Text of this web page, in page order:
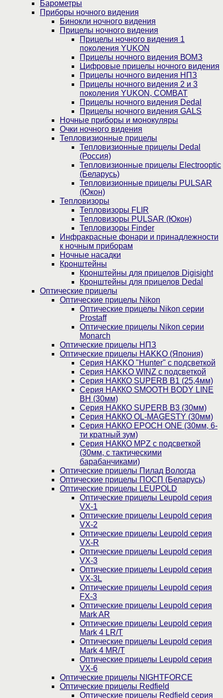
Барометры
Приборы ночного видения
Бинокли ночного видения
Прицелы ночного видения
Прицелы ночного видения 1
поколения YUKON
Прицелы ночного видения ВОМЗ
Цифровые прицелы ночного видения
Прицелы ночного видения НПЗ
Прицелы ночного видения 2 и 3
поколения YUKON, COMBAT
Прицелы ночного видения Dedal
Прицелы ночного видения GALS
Ночные приборы и монокуляры
Очки ночного видения
Тепловизионные прицелы
Тепловизионные прицелы Dedal
(Россия)
Тепловизионные прицелы Electrooptic
(Беларусь)
Тепловизионные прицелы PULSAR
(Юкон)
Тепловизоры
Тепловизоры FLIR
Тепловизоры PULSAR (Юкон)
Тепловизоры Finder
Инфракрасные фонари и принадлежности
к ночным приборам
Ночные насадки
Кронштейны
Кронштейны для прицелов Digisight
Кронштейны для прицелов Dedal
Оптические прицелы
Оптические прицелы Nikon
Оптические прицелы Nikon серии
Prostaff
Оптические прицелы Nikon серии
Monarch
Оптические прицелы НПЗ
Оптические прицелы HAKKO (Япония)
Cерия HAKKO "Hunter" с подсветкой
Серия НAKKO WINZ с подсветкой
Серия НАККО SUPERB B1 (25,4мм)
Серия НАККО SMOOTH BODY LINE
BH (30мм)
Серия НАККО SUPERB B3 (30мм)
Серия НАККО OL-MAGESTY (30мм)
Серия НАККО EPOCH ONE (30мм, 6-
ти кратный зум)
Серия НАККО MPZ с подсветкой
(30мм, c тактическими
барабанчиками)
Оптические прицелы Пилад Вологда
Оптические прицелы ПОСП (Беларусь)
Оптические прицелы LEUPOLD
Оптические прицелы Leupold серия
VX-1
Оптические прицелы Leupold серия
VX-2
Оптические прицелы Leupold серия
VX-R
Оптические прицелы Leupold серия
VX-3
Оптические прицелы Leupold серия
VX-3L
Оптические прицелы Leupold серия
FX-3
Оптические прицелы Leupold серия
Mark AR
Оптические прицелы Leupold серия
Mark 4 LR/T
Оптические прицелы Leupold серия
Mark 4 MR/T
Оптические прицелы Leupold серия
VX-6
Оптические прицелы NIGHTFORCE
Оптические прицелы Redfield
Оптические прицелы Redfield серия